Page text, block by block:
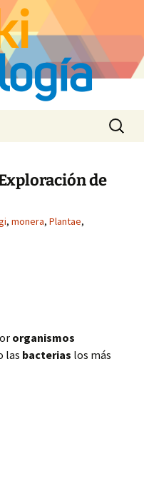
Buscar:
de
, monera, Plantae,
organismos
las bacterias los más